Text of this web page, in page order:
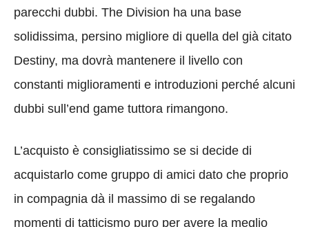
parecchi dubbi. The Division ha una base
solidissima, persino migliore di quella del già citato
Destiny, ma dovrà mantenere il livello con
constanti miglioramenti e introduzioni perché alcuni
dubbi sull’end game tuttora rimangono.
L’acquisto è consigliatissimo se si decide di
acquistarlo come gruppo di amici dato che proprio
in compagnia dà il massimo di se regalando
momenti di tatticismo puro per avere la meglio